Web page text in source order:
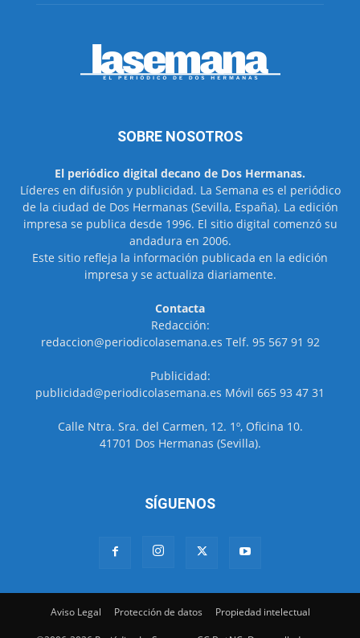
SOBRE NOSOTROS
El periódico digital decano de Dos Hermanas.
Líderes en difusión y publicidad. La Semana es el periódico
de la ciudad de Dos Hermanas (Sevilla, España). La edición
impresa se publica desde 1996. El sitio digital comenzó su
andadura en 2006.
Este sitio refleja la información publicada en la edición
impresa y se actualiza diariamente.
Contacta
Redacción:
redaccion@periodicolasemana.es Telf. 95 567 91 92
Publicidad:
publicidad@periodicolasemana.es Móvil 665 93 47 31
Calle Ntra. Sra. del Carmen, 12. 1º, Oficina 10.
41701 Dos Hermanas (Sevilla).
SÍGUENOS
Aviso Legal Protección de datos Propiedad intelectual